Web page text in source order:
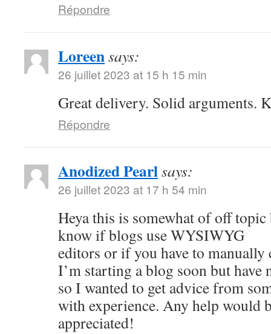
Répondre
Loreensays:
26 juillet 2023 at 15 h 15 min
Great delivery. Solid arguments.
Répondre
Anodized Pearlsays:
26 juillet 2023 at 17 h 54 min
Heya this is somewhat of off
know if blogs use WYSIWYG
editors or if you have to
I’m starting a blog soon but
so I wanted to get advice from
with experience. Any help would
appreciated!